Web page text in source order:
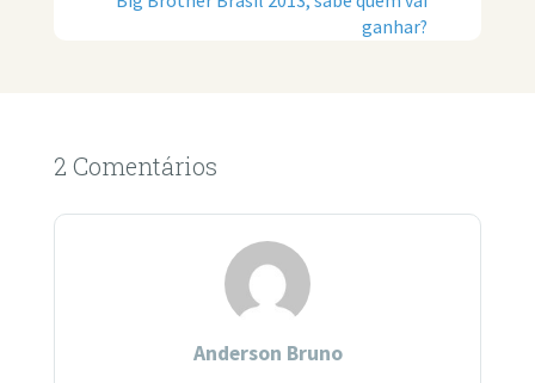
ganhar?
2 Comentários
Anderson Bruno